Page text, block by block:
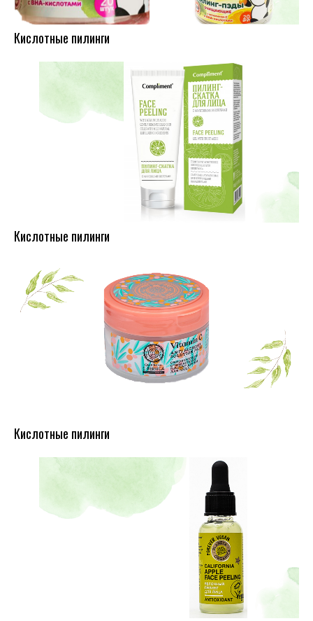
Кислотные пилинги
Кислотные пилинги
Кислотные пилинги